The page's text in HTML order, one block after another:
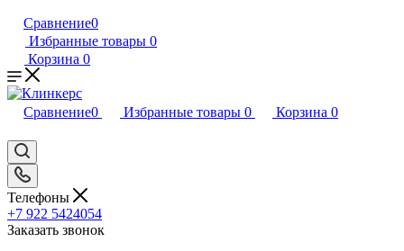
Сравнение0
Избранные товары 0
Корзина 0
Сравнение0 Избранные товары 0 Корзина 0
Телефоны
+7 922 5424054
Заказать звонок